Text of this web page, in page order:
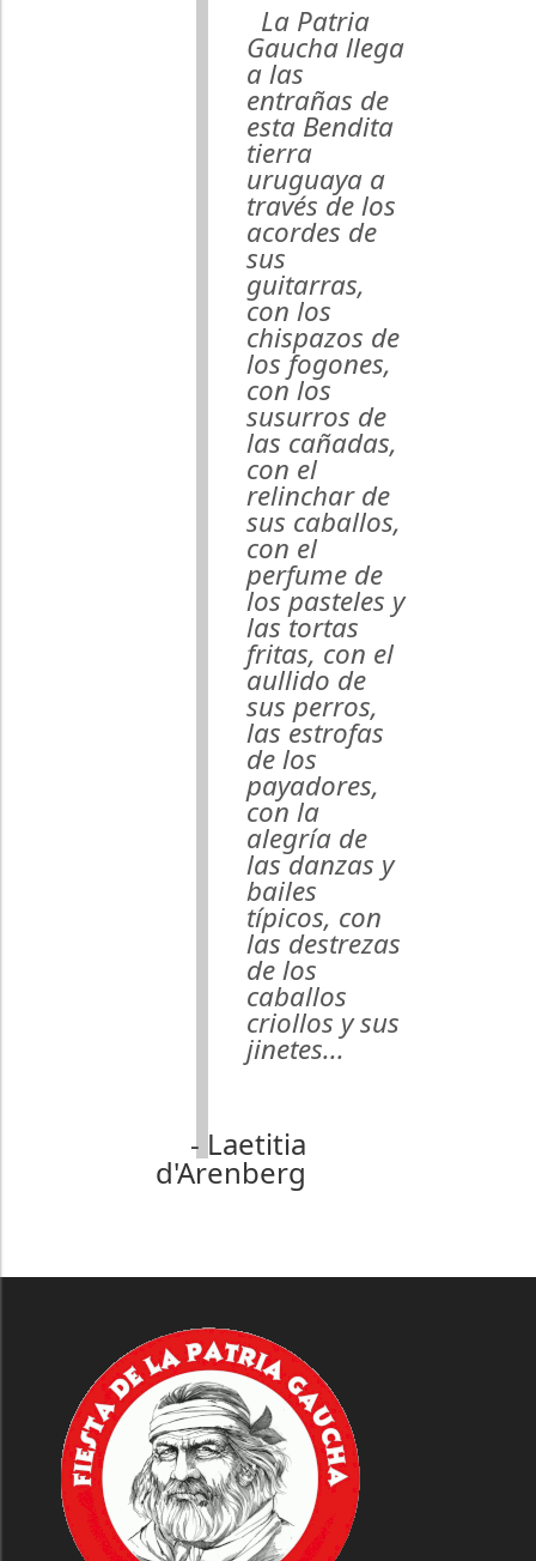
La Patria
Gaucha llega
a las
entrañas de
esta Bendita
tierra
uruguaya a
través de los
acordes de
sus
guitarras,
con los
chispazos de
los fogones,
con los
susurros de
las cañadas,
con el
relinchar de
sus caballos,
con el
perfume de
los pasteles y
las tortas
fritas, con el
aullido de
sus perros,
las estrofas
de los
payadores,
con la
alegría de
las danzas y
bailes
típicos, con
las destrezas
de los
caballos
criollos y sus
jinetes...
- Laetitia
d'Arenberg